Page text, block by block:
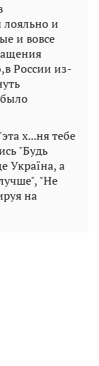
и
и вовсе
России из-
х...ня тебе
"Будь
Україна, а
"Не
на